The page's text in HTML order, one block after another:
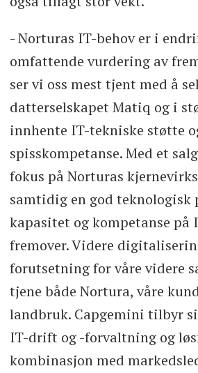
- Norturas IT-behov er i
omfattende vurdering av
ser vi oss mest tjent med å
datterselskapet Matiq og i
innhente IT-tekniske støtte
spisskompetanse. Med et
fokus på Norturas
samtidig en god
kapasitet og kompetanse på
fremover. Videre
forutsetning for våre videre
tjene både Nortura, våre
landbruk. Capgemini tilbyr
IT-drift og -forvaltning og
kombinasjon med